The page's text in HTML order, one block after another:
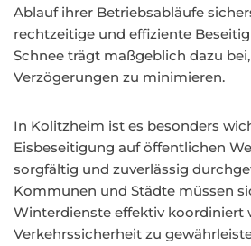
Ablauf ihrer Betriebsabläufe
rechtzeitige und effiziente
Schnee trägt maßgeblich dazu
Verzögerungen zu minimieren.
In Kolitzheim ist es besonders
Eisbeseitigung auf öffentlichen
sorgfältig und zuverlässig
Kommunen und Städte müssen
Winterdienste effektiv koordiniert
Verkehrssicherheit zu